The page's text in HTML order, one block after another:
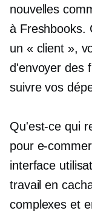
nouvelles
à Freshbooks.
un « client »,
d'envoyer des
suivre vos
Qu'est-ce qui
pour e-
interface
travail en
complexes et